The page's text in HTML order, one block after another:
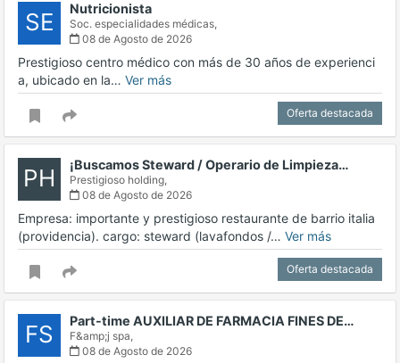
SE Nutricionista
Soc. especialidades médicas,
08 de Agosto de 2026
Prestigioso centro médico con más de 30 años de experienci
a, ubicado en la… Ver más
Oferta destacada
PH ¡Buscamos Steward / Operario de Limpieza…
Prestigioso holding,
08 de Agosto de 2026
Empresa: importante y prestigioso restaurante de barrio italia
(providencia). cargo: steward (lavafondos /… Ver más
Oferta destacada
FS Part-time AUXILIAR DE FARMACIA FINES DE…
F&amp;j spa,
08 de Agosto de 2026